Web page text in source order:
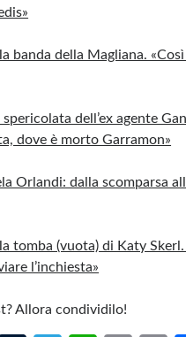
banda della Magliana.
dell’ex agente
dove è morto Garramon»
Orlandi: dalla scomparsa
tomba (vuota) di Katy
l’inchiesta»
Allora condividilo!